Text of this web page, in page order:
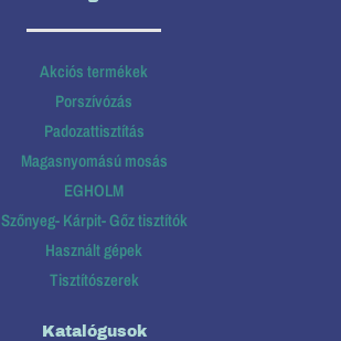
Akciós termékek
Porszívózás
Padozattisztítás
Magasnyomású mosás
EGHOLM
Szőnyeg- Kárpit- Gőz tisztítók
Használt gépek
Tisztítószerek
Katalógusok